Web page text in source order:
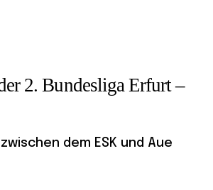
2. Bundesliga Erfurt –
dem ESK und Aue